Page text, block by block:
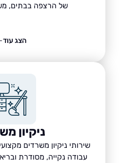
של הרצפה בבתים, משרדים
ניקיון משרדים
שירותי ניקיון משרדים מקצועיים
עבודה נקייה, מסודרת ובריאה